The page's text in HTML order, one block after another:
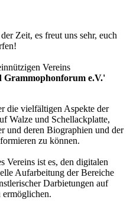
Zeit, es freut uns sehr, euch
Vereins
Grammophonforum e.V.'
die vielfältigen Aspekte der
Walze und Schellackplatte,
und deren Biographien und der
zu können.
Vereins ist es, den digitalen
Aufarbeitung der Bereiche
Darbietungen auf
ermöglichen.